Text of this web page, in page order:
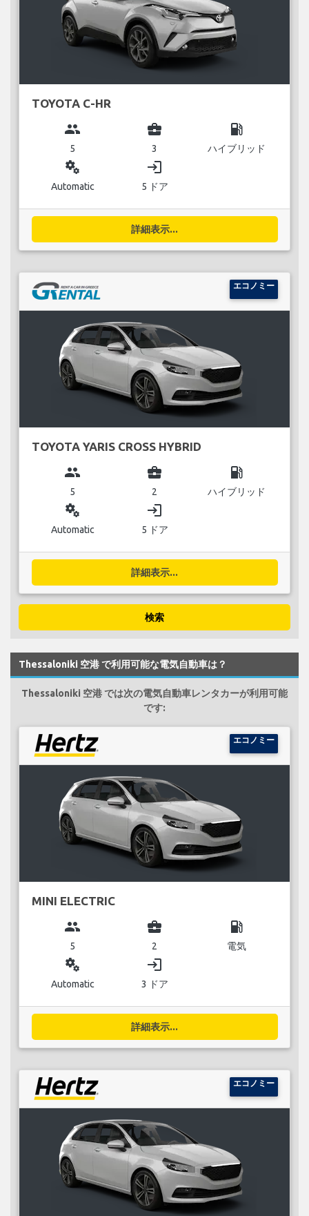
TOYOTA C-HR
group
5
business_center
3
local_gas_station
ハイブリッド
miscellaneous_services
Automatic
login
5 ドア
詳細表示...
エコノミー
TOYOTA YARIS CROSS HYBRID
group
5
business_center
2
local_gas_station
ハイブリッド
miscellaneous_services
Automatic
login
5 ドア
詳細表示...
検索
Thessaloniki 空港 で利用可能な電気自動車は？
Thessaloniki 空港 では次の電気自動車レンタカーが利用可能
です:
エコノミー
MINI ELECTRIC
group
5
business_center
2
local_gas_station
電気
miscellaneous_services
Automatic
login
3 ドア
詳細表示...
エコノミー